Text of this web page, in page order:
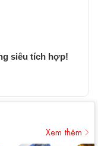
siêu tích hợp!
Xem thêm